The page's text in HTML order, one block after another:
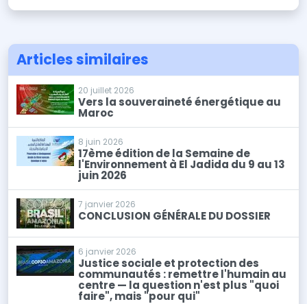
Articles similaires
20 juillet 2026
Vers la souveraineté énergétique au
Maroc
8 juin 2026
17ème édition de la Semaine de
l'Environnement à El Jadida du 9 au 13
juin 2026
7 janvier 2026
CONCLUSION GÉNÉRALE DU DOSSIER
6 janvier 2026
Justice sociale et protection des
communautés : remettre l'humain au
centre — la question n'est plus "quoi
faire", mais "pour qui"